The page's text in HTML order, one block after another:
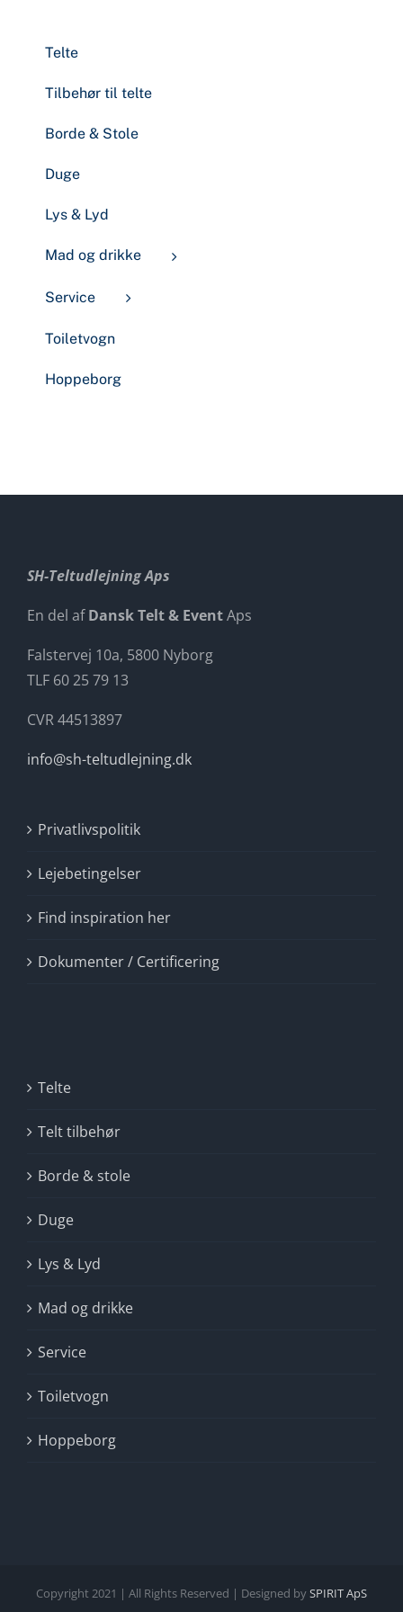
Telte
Tilbehør til telte
Borde & Stole
Duge
Lys & Lyd
Mad og drikke
Service
Toiletvogn
Hoppeborg
SH-Teltudlejning Aps
En del afDansk Telt & EventAps
Falstervej 10a, 5800 Nyborg
TLF 60 25 79 13
CVR 44513897
info@sh-teltudlejning.dk
Privatlivspolitik
Lejebetingelser
Find inspiration her
Dokumenter / Certificering
Telte
Telt tilbehør
Borde & stole
Duge
Lys & Lyd
Mad og drikke
Service
Toiletvogn
Hoppeborg
Copyright 2021 | All Rights Reserved | Designed bySPIRIT ApS